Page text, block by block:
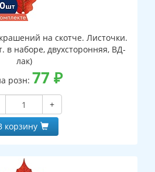
на скотче. Листочки.
в наборе, двухсторонняя, ВД-
лак)
розн: 77 ₽
+
корзину